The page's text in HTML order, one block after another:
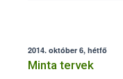
2014. október 6, hétfő
Minta tervek